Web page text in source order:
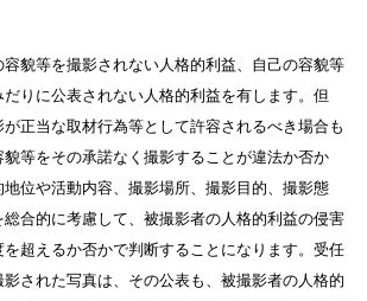
容貌等を撮影されない人格的利益、自己の容貌等
りに公表されない人格的利益を有します。但
正当な取材行為等として許容されるべき場合も
等をその承諾なく撮影することが違法か否か
位や活動内容、撮影場所、撮影目的、撮影態
合的に考慮して、被撮影者の人格的利益の侵害
超えるか否かで判断することになります。受任
された写真は、その公表も、被撮影者の人格的